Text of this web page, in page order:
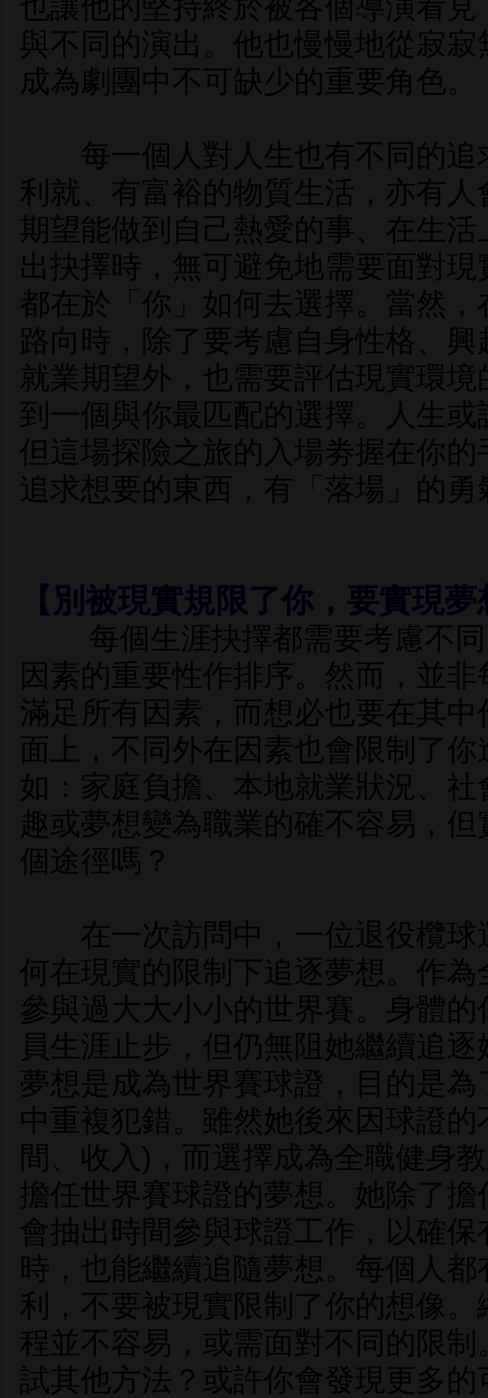
也讓他的堅持終於被各個導演看
與不同的演出。他也慢慢地從寂
成為劇團中不可缺少的重要角色。
每一個人對人生也有不同的追
利就、有富裕的物質生活，亦有
期望能做到自己熱愛的事、在生
出抉擇時，無可避免地需要面對
都在於「你」如何去選擇。當然
路向時，除了要考慮自身性格、
就業期望外，也需要評估現實環
到一個與你最匹配的選擇。人生
但這場探險之旅的入場劵握在你
追求想要的東西，有「落場」的勇
【別被現實規限了你，要實現
每個生涯抉擇都需要考慮不同
因素的重要性作排序。然而，並
滿足所有因素，而想必也要在其
面上，不同外在因素也會限制了
如：家庭負擔、本地就業狀況、
趣或夢想變為職業的確不容易，
個途徑嗎？
在一次訪問中，一位退役欖球
何在現實的限制下追逐夢想。作
參與過大大小小的世界賽。身體
員生涯止步，但仍無阻她繼續追
夢想是成為世界賽球證，目的是
中重複犯錯。雖然她後來因球證
間、收入)，而選擇成為全職健身
擔任世界賽球證的夢想。她除了
會抽出時間參與球證工作，以確
時，也能繼續追隨夢想。每個人
利，不要被現實限制了你的想像
程並不容易，或需面對不同的限
試其他方法？或許你會發現更多的